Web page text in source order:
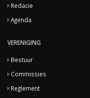
Redacie
Agenda
VERENIGING
Bestuur
Commissies
Reglement